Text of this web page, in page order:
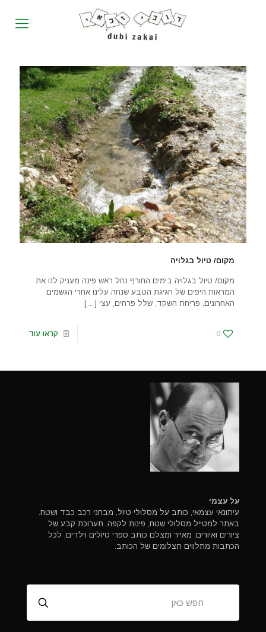
מקום/ טיול בגלויה
מקום/ טיול בגלויה בימים החורף נחל ראש פינה מעניק לנו את
המראות היפים של חגיגת הטבע שנחה עלינו אחרי הגשמים
האחרונים, פריחת השקד, שלל פרחים, עצי […]
0 קראו עוד
על עצמי
עיתונאי עצמאי, כותב על מסלולי טיול, מבחני רכב כבד ושטח.
באתר למטייל מסלולי שטח, פינות לקפה. תערוכת קבע של
ציורים ואיורים. מאייר ומצלם כותב ספרי טיולים וילדים. לכל
הכתבות מתלווים תצלומים של הכותב.